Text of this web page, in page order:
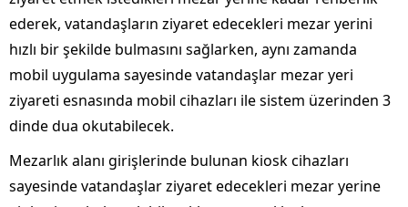
ederek, vatandaşların ziyaret edecekleri mezar yerini
hızlı bir şekilde bulmasını sağlarken, aynı zamanda
mobil uygulama sayesinde vatandaşlar mezar yeri
ziyareti esnasında mobil cihazları ile sistem üzerinden 3
dinde dua okutabilecek.
Mezarlık alanı girişlerinde bulunan kiosk cihazları
sayesinde vatandaşlar ziyaret edecekleri mezar yerine